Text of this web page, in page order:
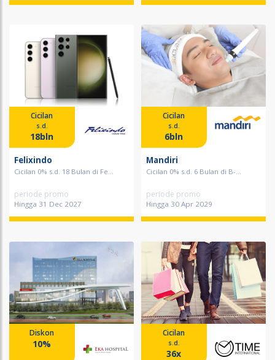
Cicilan
s.d.
18bln
Felixindo
Cicilan 0% s.d. 18 Bulan di Fe...
periode promo
Hingga 31 Dec 2027
Cicilan
s.d.
6bln
Mandiri
Cicilan 0% s.d. 6 Bulan di B-...
periode promo
Hingga 30 Apr 2029
Diskon
10%
Cicilan
s.d.
36x